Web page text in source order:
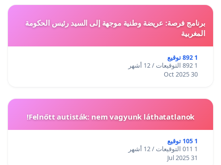
برنامج فرصة: عريضة وطنية موجهة إلى السيد رئيس الحكومة
المغربية
1 892 توقيع
1 892 التوقيعات / 12 أشهر
30 Oct 2025
Felnőtt autisták: nem vagyunk láthatatlanok!
1 105 توقيع
1 011 التوقيعات / 12 أشهر
31 Jul 2025